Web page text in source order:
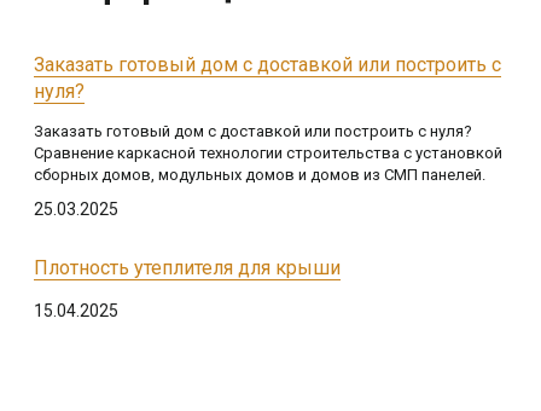
Заказать готовый дом с доставкой или построить с
нуля?
Заказать готовый дом с доставкой или построить с нуля?
Сравнение каркасной технологии строительства с установкой
сборных домов, модульных домов и домов из СМП панелей.
25.03.2025
Плотность утеплителя для крыши
15.04.2025